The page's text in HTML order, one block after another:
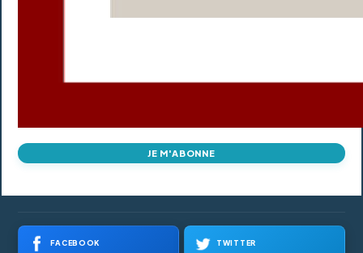
JE M'ABONNE
FACEBOOK TWITTER